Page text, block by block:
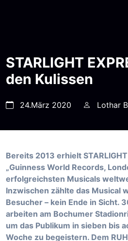
STARLIGHT
den Kulissen
24.März 2020 Lothar
Bereits 2013 erhielt STARLIGHT
„Guinness World Records,
erfolgreichsten Musicals
Inzwischen zählte das Musical
Besucher – kein Ende in Sicht.
arbeiten am Bochumer
um das Publikum in sieben bis
Woche zu begeistern. Dem